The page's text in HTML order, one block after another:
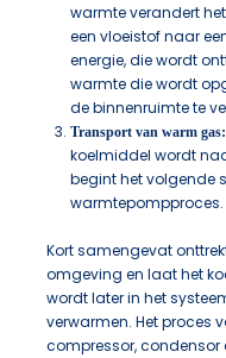
warmte verandert
een vloeistof naar
energie, die wordt
warmte die wordt
de binnenruimte te
Transport van warm gas:
koelmiddel wordt
begint het volgende
warmtepompproces.
Kort samengevat
omgeving en laat het
wordt later in het
verwarmen. Het proces
compressor, condensor